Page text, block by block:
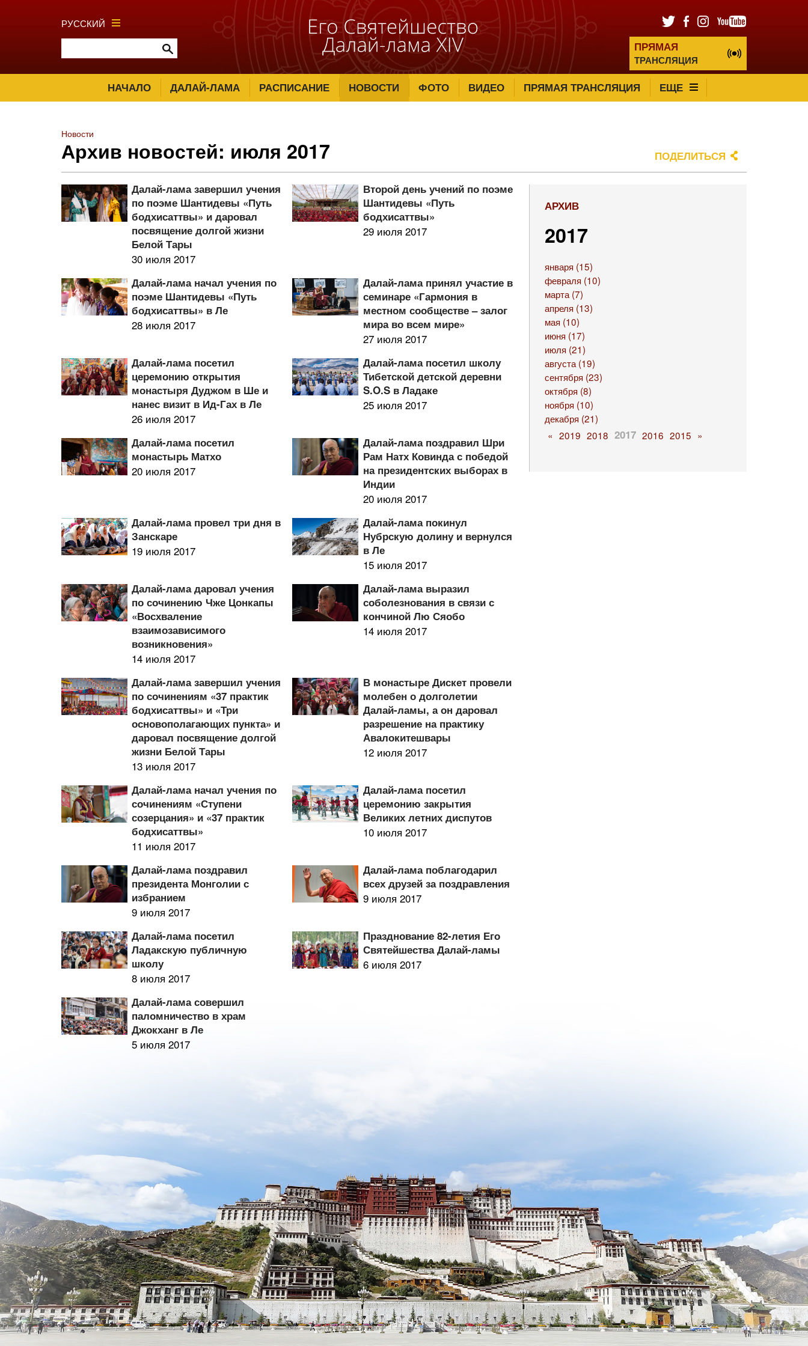
РУССКИЙ
ПРЯМАЯ
ТРАНСЛЯЦИЯ
НАЧАЛО ДАЛАЙ-ЛАМА РАСПИСАНИЕ НОВОСТИ ФОТО ВИДЕО ПРЯМАЯ ТРАНСЛЯЦИЯ ЕЩЕ
Новости
Архив новостей: июля 2017 ПОДЕЛИТЬСЯ
Далай-лама завершил учения
по поэме Шантидевы «Путь
бодхисаттвы» и даровал
посвящение долгой жизни
Белой Тары
30 июля 2017
Второй день учений по поэме
Шантидевы «Путь
бодхисаттвы»
29 июля 2017
Далай-лама начал учения по
поэме Шантидевы «Путь
бодхисаттвы» в Ле
28 июля 2017
Далай-лама принял участие в
семинаре «Гармония в
местном сообществе – залог
мира во всем мире»
27 июля 2017
Далай-лама посетил
церемонию открытия
монастыря Дуджом в Ше и
нанес визит в Ид-Гах в Ле
26 июля 2017
Далай-лама посетил школу
Тибетской детской деревни
S.O.S в Ладаке
25 июля 2017
Далай-лама посетил
монастырь Матхо
20 июля 2017
Далай-лама поздравил Шри
Рам Натх Ковинда с победой
на президентских выборах в
Индии
20 июля 2017
Далай-лама провел три дня в
Занскаре
19 июля 2017
Далай-лама покинул
Нубрскую долину и вернулся
в Ле
15 июля 2017
Далай-лама даровал учения
по сочинению Чже Цонкапы
«Восхваление
взаимозависимого
возникновения»
14 июля 2017
Далай-лама выразил
соболезнования в связи с
кончиной Лю Сяобо
14 июля 2017
Далай-лама завершил учения
по сочинениям «37 практик
бодхисаттвы» и «Три
основополагающих пункта» и
даровал посвящение долгой
жизни Белой Тары
13 июля 2017
В монастыре Дискет провели
молебен о долголетии
Далай-ламы, а он даровал
разрешение на практику
Авалокитешвары
12 июля 2017
Далай-лама начал учения по
сочинениям «Ступени
созерцания» и «37 практик
бодхисаттвы»
11 июля 2017
Далай-лама посетил
церемонию закрытия
Великих летних диспутов
10 июля 2017
Далай-лама поздравил
президента Монголии с
избранием
9 июля 2017
Далай-лама поблагодарил
всех друзей за поздравления
9 июля 2017
Далай-лама посетил
Ладакскую публичную
школу
8 июля 2017
Празднование 82-летия Его
Святейшества Далай-ламы
6 июля 2017
Далай-лама совершил
паломничество в храм
Джокханг в Ле
5 июля 2017
АРХИВ
2017
января (15)
февраля (10)
марта (7)
апреля (13)
мая (10)
июня (17)
июля (21)
августа (19)
сентября (23)
октября (8)
ноября (10)
декабря (21)
« 2019 2018 2017 2016 2015 »